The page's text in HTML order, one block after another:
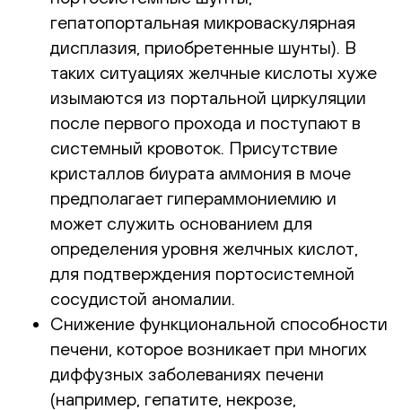
гепатопортальная микроваскулярная
дисплазия, приобретенные шунты). В
таких ситуациях желчные кислоты хуже
изымаются из портальной циркуляции
после первого прохода и поступают в
системный кровоток. Присутствие
кристаллов биурата аммония в моче
предполагает гипераммониемию и
может служить основанием для
определения уровня желчных кислот,
для подтверждения портосистемной
сосудистой аномалии.
Снижение функциональной способности
печени, которое возникает при многих
диффузных заболеваниях печени
(например, гепатите, некрозе,